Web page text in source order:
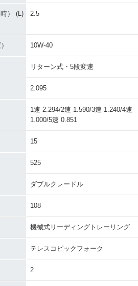
） (L) 2.5
10W-40
リターン式・5段変速
2.095
1速 2.294/2速 1.590/3速 1.240/4速
1.000/5速 0.851
15
525
ダブルクレードル
108
機械式リーディングトレーリング
テレスコピックフォーク
2